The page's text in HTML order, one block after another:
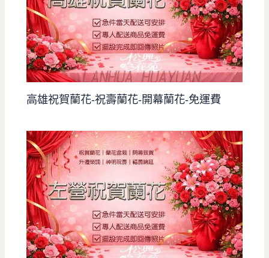
高雄祝賀蘭花-祝壽蘭花-開幕蘭花-免運費